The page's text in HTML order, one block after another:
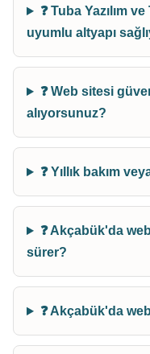
❓ Tuba Yazılım
uyumlu altyapı
❓ Web sitesi
alıyorsunuz?
❓ Yıllık bakım
❓ Akçabük'da
sürer?
❓ Akçabük'da